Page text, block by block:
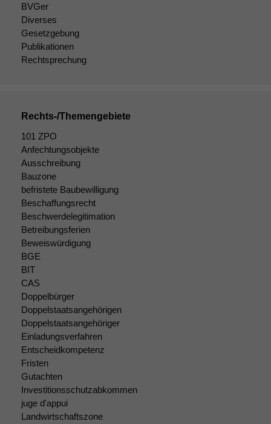
BVGer
Diverses
Gesetzgebung
Publikationen
Rechtsprechung
Rechts-/Themengebiete
101 ZPO
Anfechtungsobjekte
Ausschreibung
Bauzone
befristete Baubewilligung
Beschaffungsrecht
Beschwerdelegitimation
Betreibungsferien
Beweiswürdigung
BGE
BIT
CAS
Doppelbürger
Doppelstaatsangehörigen
Doppelstaatsangehöriger
Einladungsverfahren
Entscheidkompetenz
Fristen
Gutachten
Investitionsschutzabkommen
juge d'appui
Landwirtschaftszone